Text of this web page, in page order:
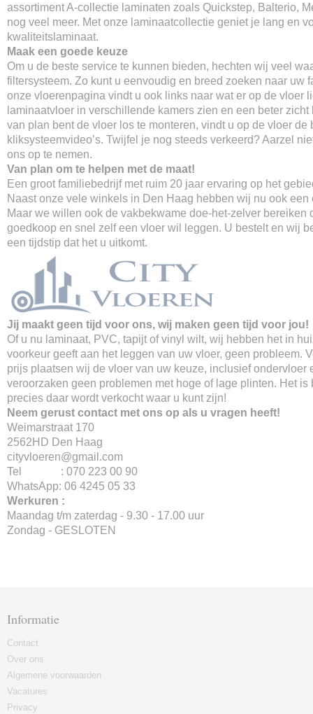
assortiment A-collectie laminaten zoals Quickstep, Balterio,
nog veel meer. Met onze laminaatcollectie geniet je lang en
kwaliteitslaminaat.
Maak een goede keuze
Om u de beste service te kunnen bieden, hechten wij veel
filtersysteem. Zo kunt u eenvoudig en breed zoeken naar uw
onze vloerenpagina vindt u ook links naar wat er op de vloer
laminaatvloer in verschillende kamers zien en een beter zicht
van plan bent de vloer los te monteren, vindt u op de vloer de
kliksysteemvideo’s. Twijfel je nog steeds verkeerd? Aarzel
ons op te nemen.
Van plan om te helpen met de maat!
Een groot familiebedrijf met ruim 20 jaar ervaring op het
Naast onze vele winkels in Den Haag hebben wij nu ook
Maar we willen ook de vakbekwame doe-het-zelver bereiken
goedkoop en snel zelf een vloer wil leggen. U bestelt en wij
een tijdstip dat het u uitkomt.
Jij maakt geen tijd voor ons, wij maken geen tijd voor jou!
Of u nu laminaat, PVC, tapijt of vinyl wilt, wij hebben het in
voorkeur geeft aan het leggen van uw vloer, geen probleem.
prijs plaatsen wij de vloer van uw keuze, inclusief ondervloer
veroorzaken geen problemen met hoge of lage plinten. Het is
precies daar wordt verkocht waar u kunt zijn!
Neem gerust contact met ons op als u vragen heeft!
Weimarstraat 170
2562HD Den Haag
cityvloeren@gmail.com
Tel : 070 223 00 90
WhatsApp: 06 4245 05 33
Werkuren :
Maandag t/m zaterdag - 9.30 - 17.00 uur
Zondag - GESLOTEN
Informatie
Contact
Over ons
Algemene voorwaarden
Vacatures
Privacy